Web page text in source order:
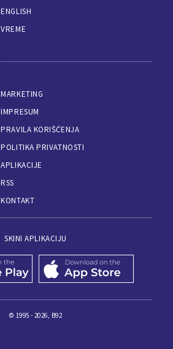
ENGLISH
VREME
MARKETING
IMPRESUM
PRAVILA KORIŠĆENJA
POLITIKA PRIVATNOSTI
APLIKACIJE
RSS
KONTAKT
SKINI APLIKACIJU
© 1995 - 2026, B92